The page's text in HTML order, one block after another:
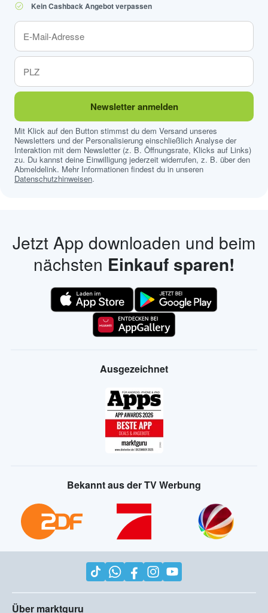
Kein Cashback Angebot verpassen
Newsletter anmelden
Mit Klick auf den Button stimmst du dem Versand unseres
Newsletters und der Personalisierung einschließlich Analyse der
Interaktion mit dem Newsletter (z. B. Öffnungsrate, Klicks auf Links)
zu. Du kannst deine Einwilligung jederzeit widerrufen, z. B. über den
Abmeldelink. Mehr Informationen findest du in unseren
Datenschutzhinweisen.
Jetzt App downloaden und beim
nächsten Einkauf sparen!
Ausgezeichnet
Bekannt aus der TV Werbung
Über marktguru